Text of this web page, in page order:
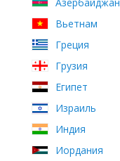
Вьетнам
Греция
Грузия
Египет
Израиль
Индия
Иордания